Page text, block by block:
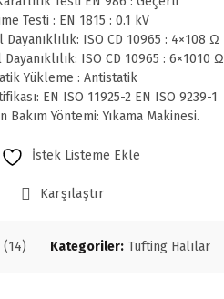
Testi : EN 1815 : 0.1 kV
ISO CD 10965 : 4×108 Ω
ISO CD 10965 : 6×1010 Ω
Yükleme : Antistatik
EN ISO 11925-2 EN ISO 9239-1
Bakım Yöntemi: Yıkama Makinesi.
İstek Listeme Ekle
Karşılaştır
(14) Kategoriler: Tufting Halılar